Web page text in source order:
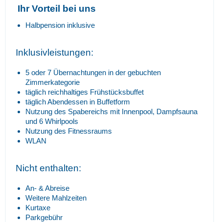
Ihr Vorteil bei uns
Halbpension inklusive
Inklusivleistungen:
5 oder 7 Übernachtungen in der gebuchten
Zimmerkategorie
täglich reichhaltiges Frühstücksbuffet
täglich Abendessen in Buffetform
Nutzung des Spabereichs mit Innenpool, Dampfsauna
und 6 Whirlpools
Nutzung des Fitnessraums
WLAN
Nicht enthalten:
An- & Abreise
Weitere Mahlzeiten
Kurtaxe
Parkgebühr